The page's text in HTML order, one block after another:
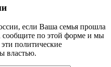
если Ваша семья прошла
сообщите по этой форме и мы
политические
властью.